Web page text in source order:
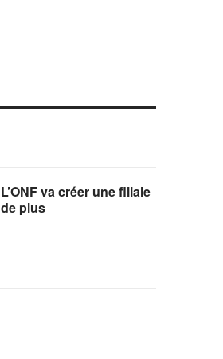
L’ONF va créer une filiale
de plus